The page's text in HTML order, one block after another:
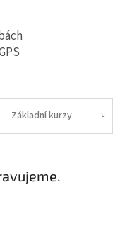
Základní kurzy